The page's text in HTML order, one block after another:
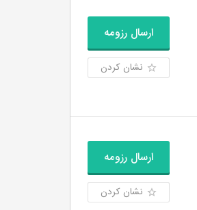
ارسال رزومه
نشان کردن
ارسال رزومه
نشان کردن